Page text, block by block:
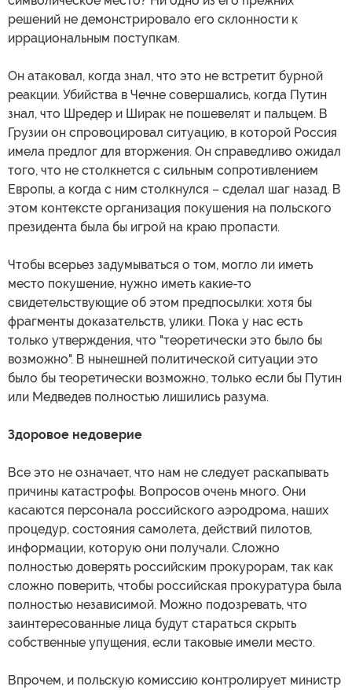
решений не демонстрировало его склонности к
иррациональным поступкам.
Он атаковал, когда знал, что это не встретит бурной
реакции. Убийства в Чечне совершались, когда Путин
знал, что Шредер и Ширак не пошевелят и пальцем. В
Грузии он спровоцировал ситуацию, в которой Россия
имела предлог для вторжения. Он справедливо ожидал
того, что не столкнется с сильным сопротивлением
Европы, а когда с ним столкнулся – сделал шаг назад. В
этом контексте организация покушения на польского
президента была бы игрой на краю пропасти.
Чтобы всерьез задумываться о том, могло ли иметь
место покушение, нужно иметь какие-то
свидетельствующие об этом предпосылки: хотя бы
фрагменты доказательств, улики. Пока у нас есть
только утверждения, что "теоретически это было бы
возможно". В нынешней политической ситуации это
было бы теоретически возможно, только если бы Путин
или Медведев полностью лишились разума.
Здоровое недоверие
Все это не означает, что нам не следует раскапывать
причины катастрофы. Вопросов очень много. Они
касаются персонала российского аэродрома, наших
процедур, состояния самолета, действий пилотов,
информации, которую они получали. Сложно
полностью доверять российским прокурорам, так как
сложно поверить, чтобы российская прокуратура была
полностью независимой. Можно подозревать, что
заинтересованные лица будут стараться скрыть
собственные упущения, если таковые имели место.
Впрочем, и польскую комиссию контролирует министр